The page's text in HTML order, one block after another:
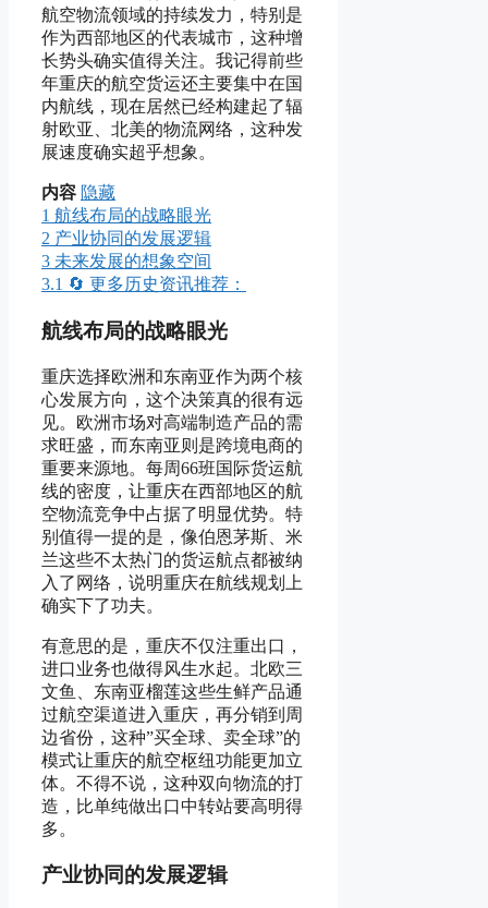
航空物流领域的持续发力，特别是
作为西部地区的代表城市，这种增
长势头确实值得关注。我记得前些
年重庆的航空货运还主要集中在国
内航线，现在居然已经构建起了辐
射欧亚、北美的物流网络，这种发
展速度确实超乎想象。
内容 隐藏
1 航线布局的战略眼光
2 产业协同的发展逻辑
3 未来发展的想象空间
3.1 🔄 更多历史资讯推荐：
航线布局的战略眼光
重庆选择欧洲和东南亚作为两个核
心发展方向，这个决策真的很有远
见。欧洲市场对高端制造产品的需
求旺盛，而东南亚则是跨境电商的
重要来源地。每周66班国际货运航
线的密度，让重庆在西部地区的航
空物流竞争中占据了明显优势。特
别值得一提的是，像伯恩茅斯、米
兰这些不太热门的货运航点都被纳
入了网络，说明重庆在航线规划上
确实下了功夫。
有意思的是，重庆不仅注重出口，
进口业务也做得风生水起。北欧三
文鱼、东南亚榴莲这些生鲜产品通
过航空渠道进入重庆，再分销到周
边省份，这种”买全球、卖全球”的
模式让重庆的航空枢纽功能更加立
体。不得不说，这种双向物流的打
造，比单纯做出口中转站要高明得
多。
产业协同的发展逻辑